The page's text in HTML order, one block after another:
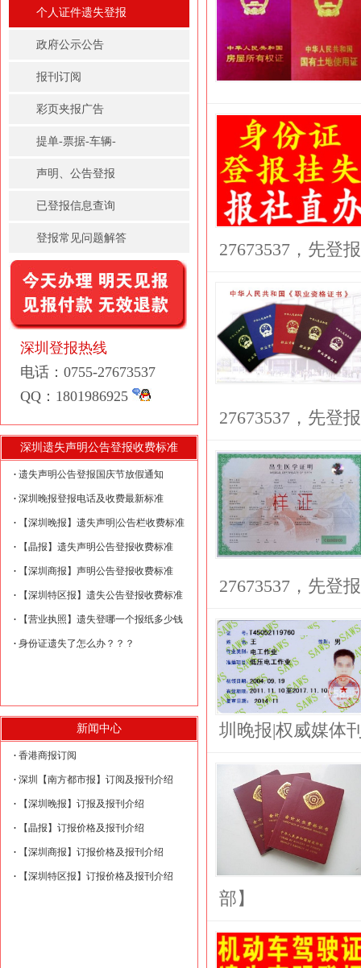
个人证件遗失登报
政府公示公告
报刊订阅
彩页夹报广告
提单-票据-车辆-
房屋租赁凭证登报
声明、公告登报
已登报信息查询
登报常见问题解答
深圳登报热线
电话：0755-27673537
QQ：1801986925
深圳遗失声明公告登报收费标准
遗失声明公告登报国庆节放假通知
深圳晚报登报电话及收费最新标准
【深圳晚报】遗失声明|公告栏收费标准
【晶报】遗失声明公告登报收费标准
【深圳商报】声明公告登报收费标准
【深圳特区报】遗失公告登报收费标准
【营业执照】遗失登哪一个报纸多少钱
身份证遗失了怎么办？？？
新闻中心
香港商报订阅
深圳【南方都市报】订阅及报刊介绍
【深圳晚报】订报及报刊介绍
【晶报】订报价格及报刊介绍
【深圳商报】订报价格及报刊介绍
【深圳特区报】订报价格及报刊介绍
27673537，先登
27673537，先登
27673537，先登
圳晚报|权威媒体
部】